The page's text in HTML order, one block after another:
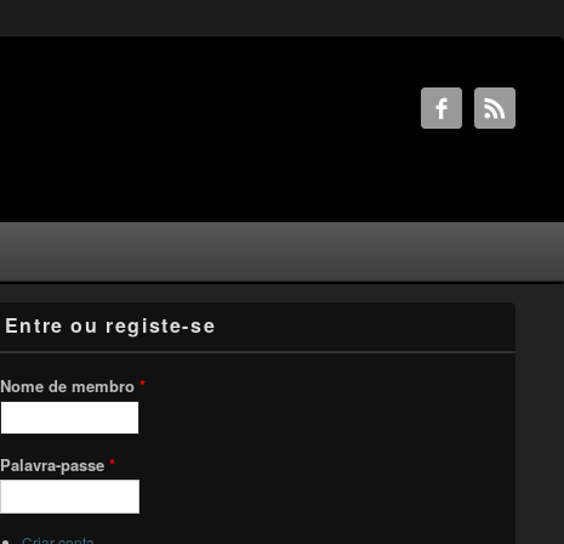
Entre ou registe-se
Nome de membro *
Palavra-passe *